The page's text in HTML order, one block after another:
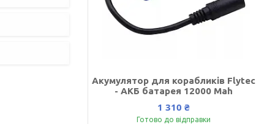
Акумулятор для корабликів Flytec
- АКБ батарея 12000 Мah
1 310 ₴
Готово до відправки